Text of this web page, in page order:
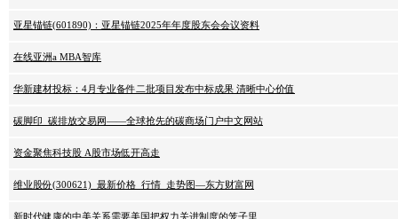
亚星锚链(601890)：亚星锚链2025年年度股东会会议资料
在线亚洲a MBA智库
华新建材投标：4月专业备件二批项目发布中标成果 清晰中心价值
碳脚印_碳排放交易网——全球抢先的碳商场门户中文网站
资金聚焦科技股 A股市场低开高走
维业股份(300621)_最新价格_行情_走势图—东方财富网
新时代健康的中美关系需要美国把权力关进制度的笼子里